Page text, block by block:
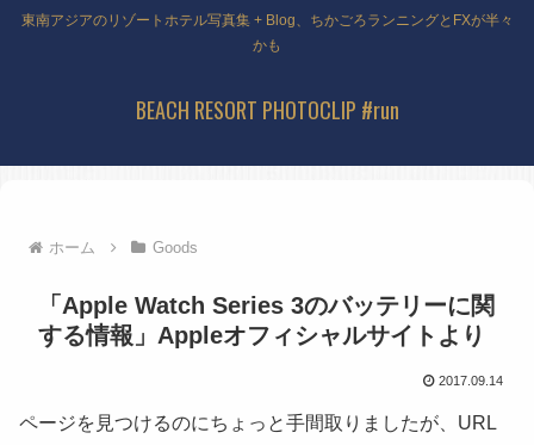
東南アジアのリゾートホテル写真集 + Blog、ちかごろランニングとFXが半々
かも
BEACH RESORT PHOTOCLIP #run
ホーム Goods
「Apple Watch Series 3のバッテリーに関
する情報」Appleオフィシャルサイトより
2017.09.14
ページを見つけるのにちょっと手間取りましたが、URL